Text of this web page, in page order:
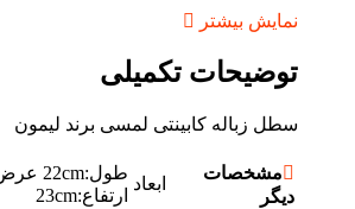
نمایش بیشتر
توضیحات تکمیلی
سطل زباله کابینتی لمسی برند لیمون
مشخصات
دیگر
ابعاد
ارتفاع:23cm